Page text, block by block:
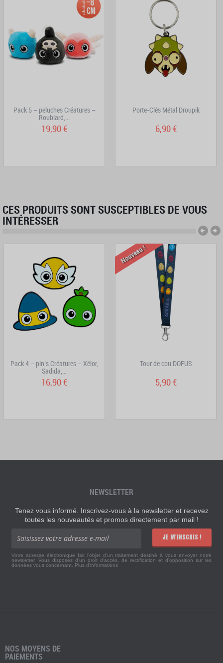
Pack 5 – peluches Créatures –
Roublard,...
19,90 €
Porte-Clés Métal Droupik
6,90 €
CES PRODUITS SONT SUSCEPTIBLES DE VOUS
INTÉRESSER
Pack 4 – pin’s Créatures – Xélor,
Sadida,...
16,90 €
Nouveau !
Tour de cou DOFUS
5,90 €
NEWSLETTER
Tenez vous informé. Inscrivez-vous à la newsletter et recevez
toutes les nouveautés et promos directement par mail !
JE M'INSCRIS !
Votre adresse électronique fait l'objet d'un traitement destiné à vous envoyer notre
newsletter. Vous disposez d'un droit d'accès, de rectification et d'opposition sur les
données vous concernant. Plus d'informations
NOS MOYENS DE
PAIEMENTS